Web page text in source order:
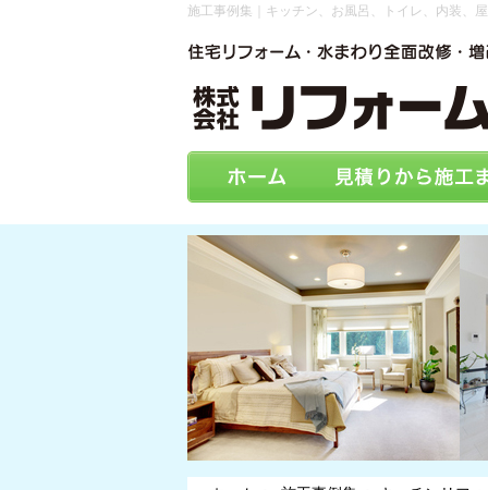
施工事例集｜キッチン、お風呂、トイレ、内装、